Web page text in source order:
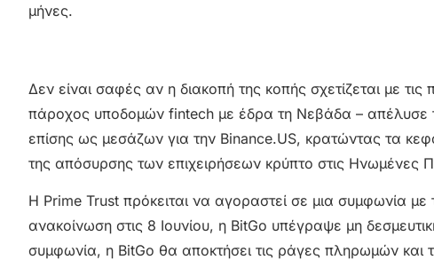
μήνες.
Δεν είναι σαφές αν η διακοπή της κοπής σχετίζεται με
πάροχος υποδομών fintech με έδρα τη Νεβάδα – απέλυσε
επίσης ως μεσάζων για την Binance.US, κρατώντας τα
της απόσυρσης των επιχειρήσεων κρύπτο στις Ηνωμένες
Η Prime Trust πρόκειται να αγοραστεί σε μια συμφωνία
ανακοίνωση στις 8 Ιουνίου, η BitGo υπέγραψε μη
συμφωνία, η BitGo θα αποκτήσει τις ράγες πληρωμών και